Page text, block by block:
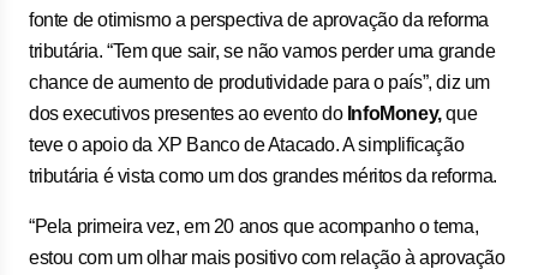
fonte de otimismo a perspectiva de aprovação da reforma
tributária. “Tem que sair, se não vamos perder uma grande
chance de aumento de produtividade para o país”, diz um
dos executivos presentes ao evento do InfoMoney,que
teve o apoio da XP Banco de Atacado. A simplificação
tributária é vista como um dos grandes méritos da reforma.
“Pela primeira vez, em 20 anos que acompanho o tema,
estou com um olhar mais positivo com relação à aprovação